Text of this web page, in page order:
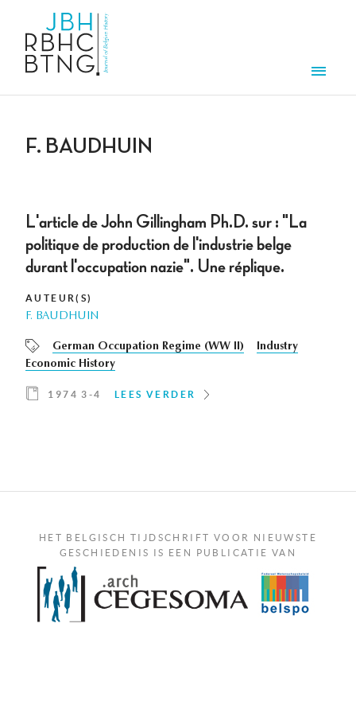
F. BAUDHUIN
L'article de John Gillingham Ph.D. sur : "La
politique de production de l'industrie belge
durant l'occupation nazie". Une réplique.
AUTEUR(S)
F. BAUDHUIN
German Occupation Regime (WW II)
Industry
Economic History
1974 3-4 LEES VERDER
HET BELGISCH TIJDSCHRIFT VOOR NIEUWSTE
GESCHIEDENIS IS EEN PUBLICATIE VAN